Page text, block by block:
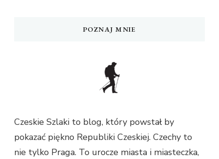
POZNAJ MNIE
Czeskie Szlaki to blog, który powstał by
pokazać piękno Republiki Czeskiej. Czechy to
nie tylko Praga. To urocze miasta i miasteczka,